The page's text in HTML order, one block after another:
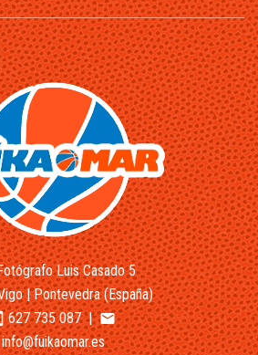
Luis Casado 5
| Pontevedra (España)
627 735 087|email
info@fuikaomar.es